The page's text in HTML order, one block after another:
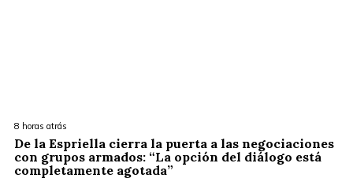
8 horas atrás
De la Espriella cierra la puerta a las negociaciones
con grupos armados: “La opción del diálogo está
completamente agotada”